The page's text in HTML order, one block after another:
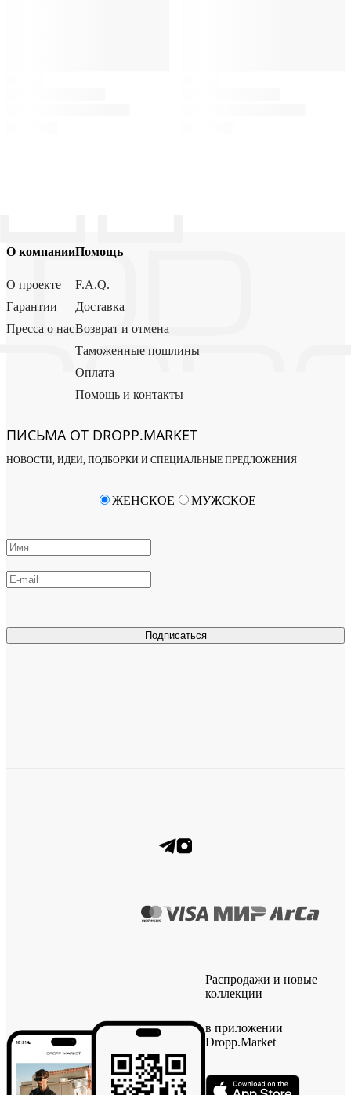
О компании
О проекте
Гарантии
Пресса о нас
Помощь
F.A.Q.
Доставка
Возврат и отмена
Таможенные пошлины
Оплата
Помощь и контакты
ПИСЬМА ОТ DROPP.MARKET
НОВОСТИ, ИДЕИ, ПОДБОРКИ И СПЕЦИАЛЬНЫЕ ПРЕДЛОЖЕНИЯ
Подписаться
ЖЕНСКОЕ МУЖСКОЕ
Распродажи и новые
коллекции
в приложении
Dropp.Market